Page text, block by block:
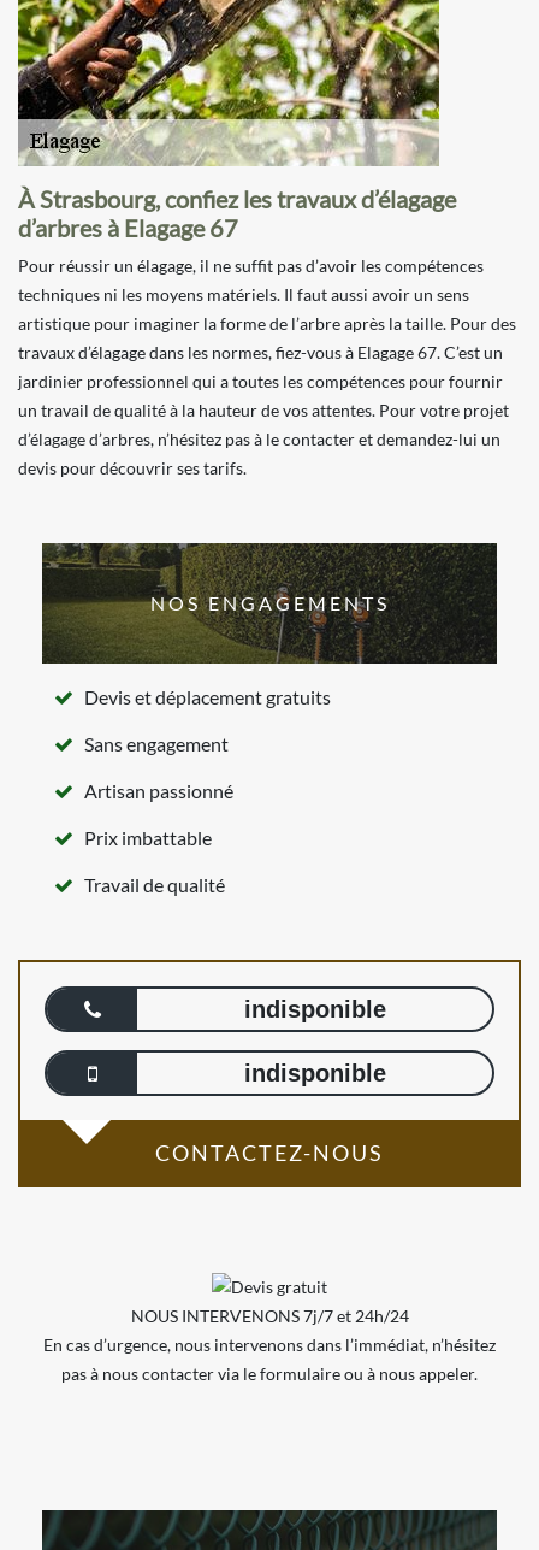
À Strasbourg, confiez les travaux d’élagage
d’arbres à Elagage 67
Pour réussir un élagage, il ne suffit pas d’avoir les compétences
techniques ni les moyens matériels. Il faut aussi avoir un sens
artistique pour imaginer la forme de l’arbre après la taille. Pour des
travaux d’élagage dans les normes, fiez-vous à Elagage 67. C’est un
jardinier professionnel qui a toutes les compétences pour fournir
un travail de qualité à la hauteur de vos attentes. Pour votre projet
d’élagage d’arbres, n’hésitez pas à le contacter et demandez-lui un
devis pour découvrir ses tarifs.
NOS ENGAGEMENTS
Devis et déplacement gratuits
Sans engagement
Artisan passionné
Prix imbattable
Travail de qualité
indisponible
indisponible
CONTACTEZ-NOUS
NOUS INTERVENONS 7j/7 et 24h/24
En cas d’urgence, nous intervenons dans l’immédiat, n’hésitez
pas à nous contacter via le formulaire ou à nous appeler.